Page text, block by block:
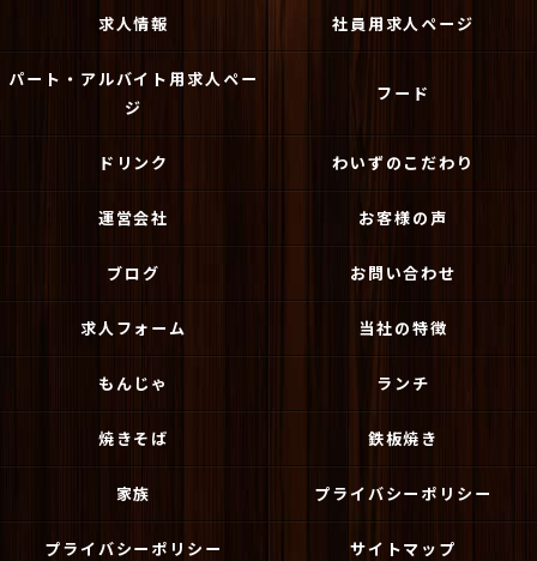
求人情報 社員用求人ページ
パート・アルバイト用求人ペー
ジ
フード
ドリンク わいずのこだわり
運営会社 お客様の声
ブログ お問い合わせ
求人フォーム 当社の特徴
もんじゃ ランチ
焼きそば 鉄板焼き
家族 プライバシーポリシー
プライバシーポリシー サイトマップ